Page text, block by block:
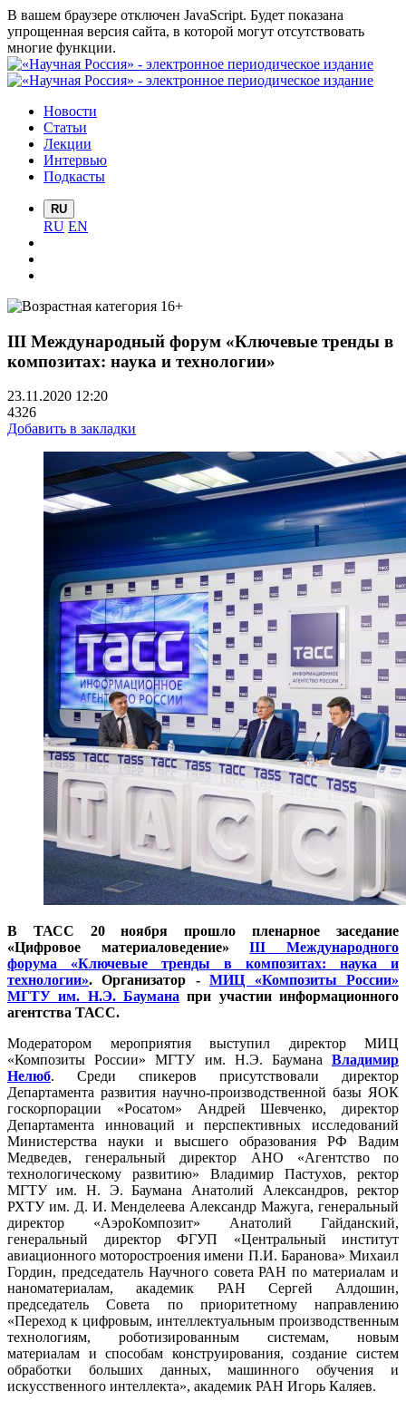
В вашем браузере отключен JavaScript. Будет показана
упрощенная версия сайта, в которой могут отсутствовать
многие функции.
Новости
Статьи
Лекции
Интервью
Подкасты
RU
RU EN
III Международный форум «Ключевые тренды в
композитах: наука и технологии»
23.11.2020 12:20
4326
Добавить в закладки
В ТАСС 20 ноября прошло пленарное заседание
«Цифровое материаловедение»III Международного
форума «Ключевые тренды в композитах: наука и
технологии». Организатор -МИЦ «Композиты России»
МГТУ им. Н.Э. Баумана при участии информационного
агентства ТАСС.
Модератором мероприятия выступил директор МИЦ
«Композиты России» МГТУ им. Н.Э. Баумана Владимир
Нелюб. Среди спикеров присутствовали директор
Департамента развития научно-производственной базы ЯОК
госкорпорации «Росатом» Андрей Шевченко, директор
Департамента инноваций и перспективных исследований
Министерства науки и высшего образования РФ Вадим
Медведев, генеральный директор АНО «Агентство по
технологическому развитию» Владимир Пастухов, ректор
МГТУ им. Н. Э. Баумана Анатолий Александров, ректор
РХТУ им. Д. И. Менделеева Александр Мажуга, генеральный
директор «АэроКомпозит» Анатолий Гайданский,
генеральный директор ФГУП «Центральный институт
авиационного моторостроения имени П.И. Баранова» Михаил
Гордин, председатель Научного совета РАН по материалам и
наноматериалам, академик РАН Сергей Алдошин,
председатель Совета по приоритетному направлению
«Переход к цифровым, интеллектуальным производственным
технологиям, роботизированным системам, новым
материалам и способам конструирования, создание систем
обработки больших данных, машинного обучения и
искусственного интеллекта», академик РАН Игорь Каляев.